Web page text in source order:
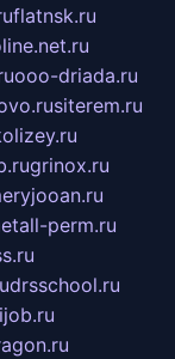
flatnsk.ru
ooo-driada.ru
siterem.ru
grinox.ru
perm.ru
drsschool.ru